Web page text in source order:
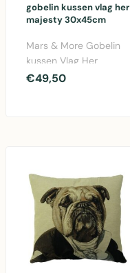
gobelin kussen vlag her
majesty 30x45cm
Mars & More Gobelin
kussen Vlag Her
Majesty 30x45cm in
€49,50